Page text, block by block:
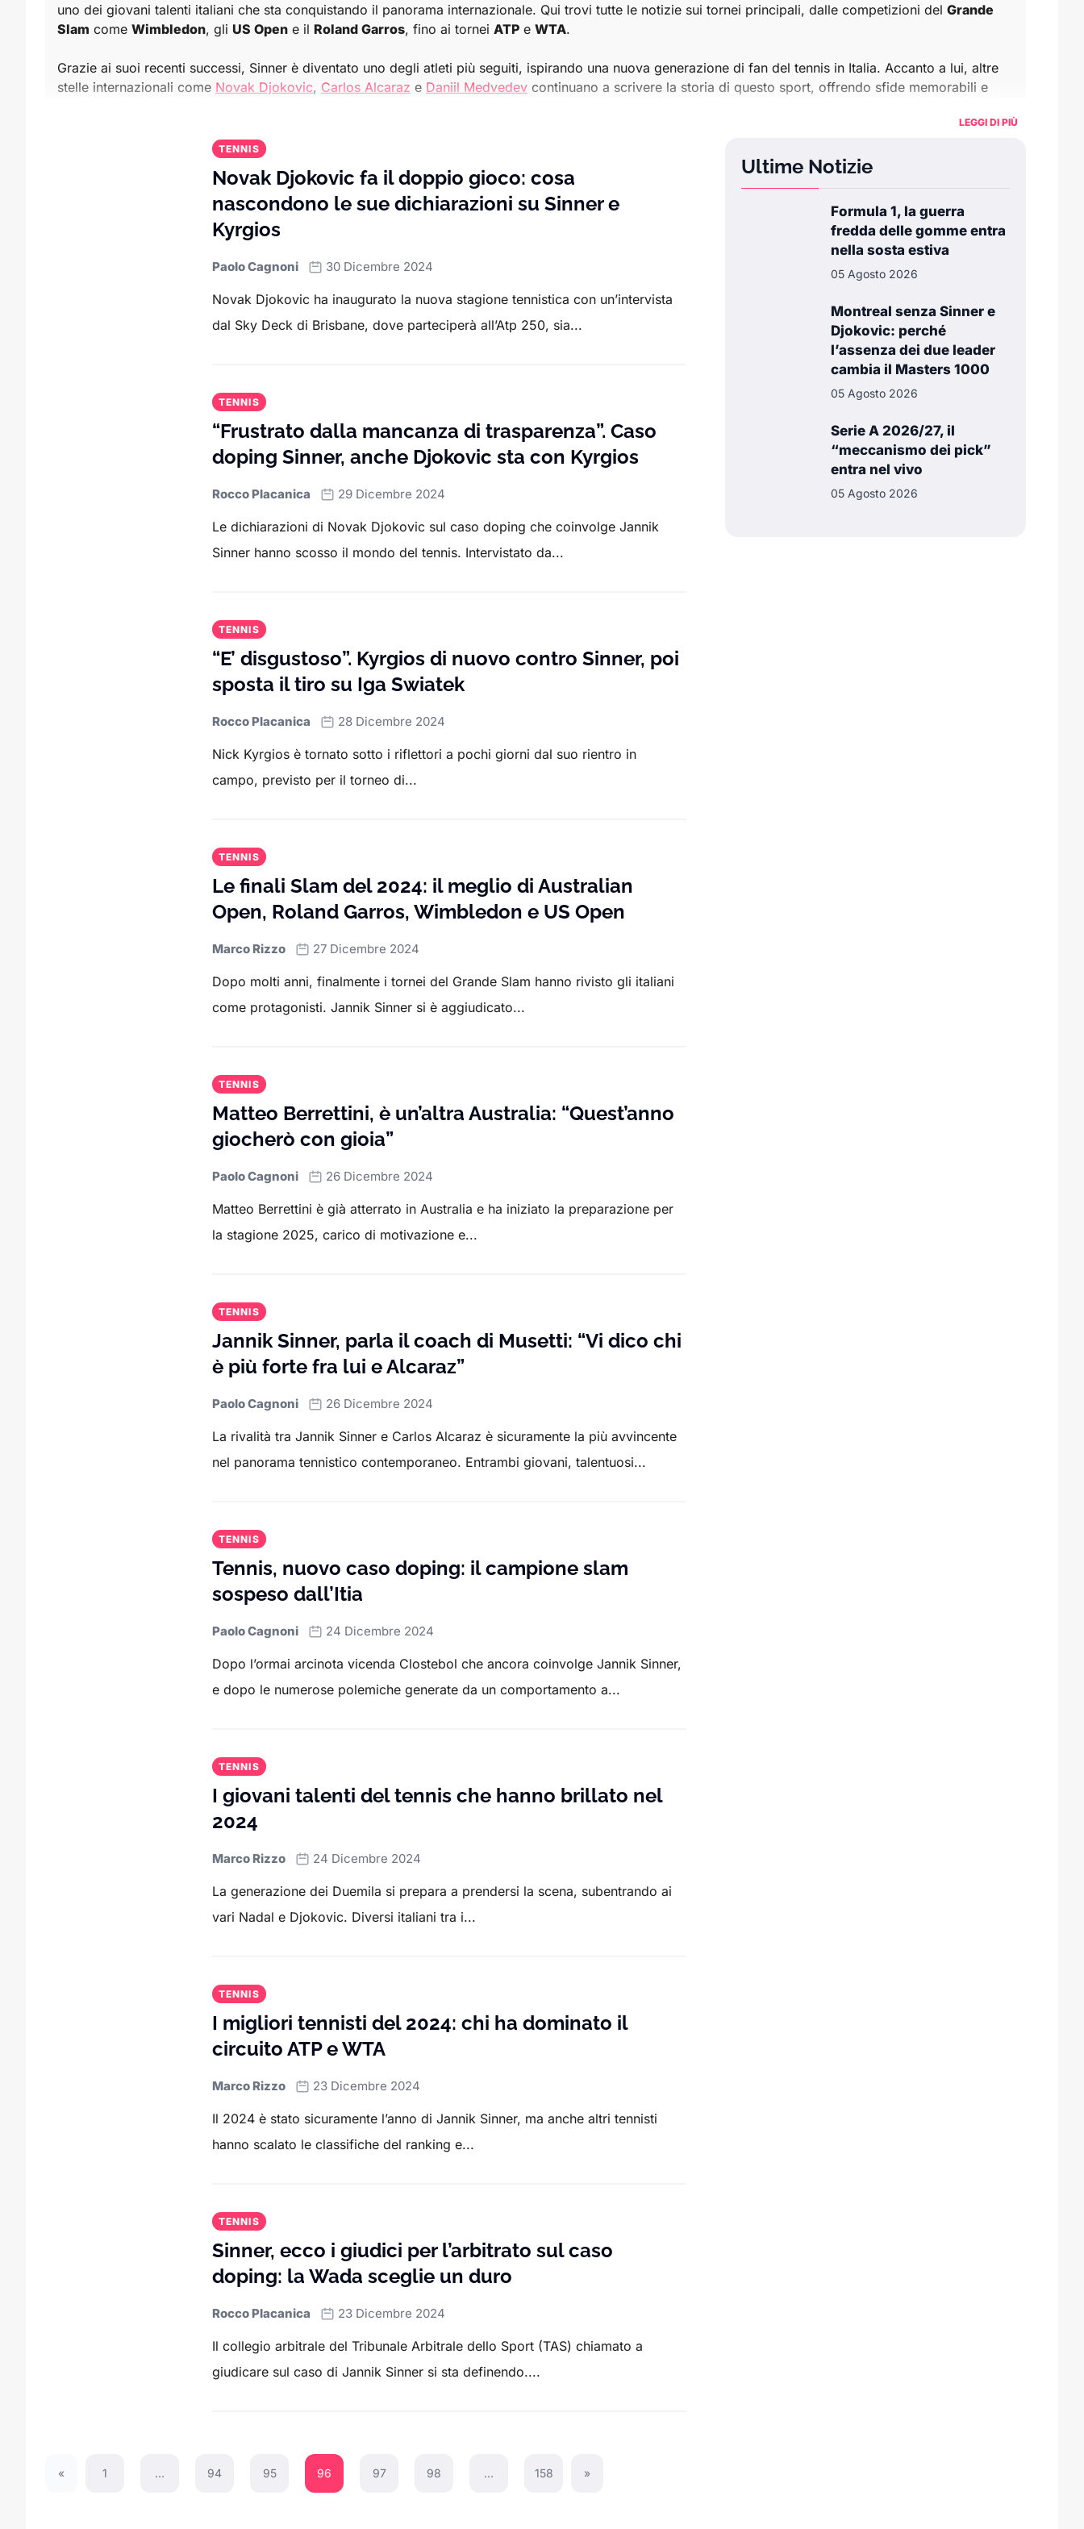
uno dei giovani talenti italiani che sta conquistando il panorama internazionale. Qui trovi tutte le notizie sui tornei principali, dalle competizioni del Grande
Slam come Wimbledon, gli US Open e il Roland Garros, fino ai tornei ATP e WTA.
Grazie ai suoi recenti successi, Sinner è diventato uno degli atleti più seguiti, ispirando una nuova generazione di fan del tennis in Italia. Accanto a lui, altre
stelle internazionali come Novak Djokovic, Carlos Alcaraz e Daniil Medvedev continuano a scrivere la storia di questo sport, offrendo sfide memorabili e
In questa sezione trovi anche tutte le
. Gli appassionati possono seguire ogni fase delle stagioni tennistiche, con articoli approfonditi sui tornei più importanti, i
che infiammano il circuito.
Sport.it offre una copertura completa per chi vuole essere aggiornato sul mondo del tennis, con un occhio particolare ai talenti italiani e alle competizioni
Che tu sia interessato agli ultimi successi di Sinner o alle grandi sfide globali, la sezione Tennis di Sport.it è il posto giusto per restare informato.
LEGGI DI PIÙ
TENNIS
Novak Djokovic fa il doppio gioco: cosa
nascondono le sue dichiarazioni su Sinner e
Kyrgios
Paolo Cagnoni 30 Dicembre 2024
Novak Djokovic ha inaugurato la nuova stagione tennistica con un’intervista
dal Sky Deck di Brisbane, dove parteciperà all’Atp 250, sia...
TENNIS
“Frustrato dalla mancanza di trasparenza”. Caso
doping Sinner, anche Djokovic sta con Kyrgios
Rocco Placanica 29 Dicembre 2024
Le dichiarazioni di Novak Djokovic sul caso doping che coinvolge Jannik
Sinner hanno scosso il mondo del tennis. Intervistato da...
TENNIS
“E’ disgustoso”. Kyrgios di nuovo contro Sinner, poi
sposta il tiro su Iga Swiatek
Rocco Placanica 28 Dicembre 2024
Nick Kyrgios è tornato sotto i riflettori a pochi giorni dal suo rientro in
campo, previsto per il torneo di...
TENNIS
Le finali Slam del 2024: il meglio di Australian
Open, Roland Garros, Wimbledon e US Open
Marco Rizzo 27 Dicembre 2024
Dopo molti anni, finalmente i tornei del Grande Slam hanno rivisto gli italiani
come protagonisti. Jannik Sinner si è aggiudicato...
TENNIS
Matteo Berrettini, è un’altra Australia: “Quest’anno
giocherò con gioia”
Paolo Cagnoni 26 Dicembre 2024
Matteo Berrettini è già atterrato in Australia e ha iniziato la preparazione per
la stagione 2025, carico di motivazione e...
TENNIS
Jannik Sinner, parla il coach di Musetti: “Vi dico chi
è più forte fra lui e Alcaraz”
Paolo Cagnoni 26 Dicembre 2024
La rivalità tra Jannik Sinner e Carlos Alcaraz è sicuramente la più avvincente
nel panorama tennistico contemporaneo. Entrambi giovani, talentuosi...
TENNIS
Tennis, nuovo caso doping: il campione slam
sospeso dall’Itia
Paolo Cagnoni 24 Dicembre 2024
Dopo l’ormai arcinota vicenda Clostebol che ancora coinvolge Jannik Sinner,
e dopo le numerose polemiche generate da un comportamento a...
TENNIS
I giovani talenti del tennis che hanno brillato nel
2024
Marco Rizzo 24 Dicembre 2024
La generazione dei Duemila si prepara a prendersi la scena, subentrando ai
vari Nadal e Djokovic. Diversi italiani tra i...
TENNIS
I migliori tennisti del 2024: chi ha dominato il
circuito ATP e WTA
Marco Rizzo 23 Dicembre 2024
Il 2024 è stato sicuramente l’anno di Jannik Sinner, ma anche altri tennisti
hanno scalato le classifiche del ranking e...
TENNIS
Sinner, ecco i giudici per l’arbitrato sul caso
doping: la Wada sceglie un duro
Rocco Placanica 23 Dicembre 2024
Il collegio arbitrale del Tribunale Arbitrale dello Sport (TAS) chiamato a
giudicare sul caso di Jannik Sinner si sta definendo....
«
Previous Page
1 … 94 95 96 97 98 … 158 Next Page
»
Ultime Notizie
Formula 1, la guerra
fredda delle gomme entra
nella sosta estiva
05 Agosto 2026
Montreal senza Sinner e
Djokovic: perché
l’assenza dei due leader
cambia il Masters 1000
05 Agosto 2026
Serie A 2026/27, il
“meccanismo dei pick”
entra nel vivo
05 Agosto 2026